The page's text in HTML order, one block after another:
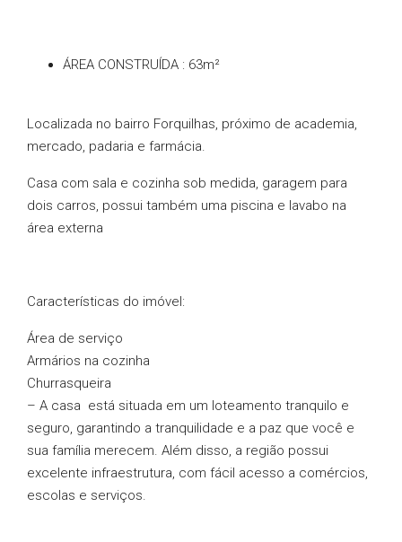
ÁREA CONSTRUÍDA : 63m²
Localizada no bairro Forquilhas, próximo de academia,
mercado, padaria e farmácia.
Casa com sala e cozinha sob medida, garagem para
dois carros, possui também uma piscina e lavabo na
área externa
Características do imóvel:
Área de serviço
Armários na cozinha
Churrasqueira
– A casa está situada em um loteamento tranquilo e
seguro, garantindo a tranquilidade e a paz que você e
sua família merecem. Além disso, a região possui
excelente infraestrutura, com fácil acesso a comércios,
escolas e serviços.